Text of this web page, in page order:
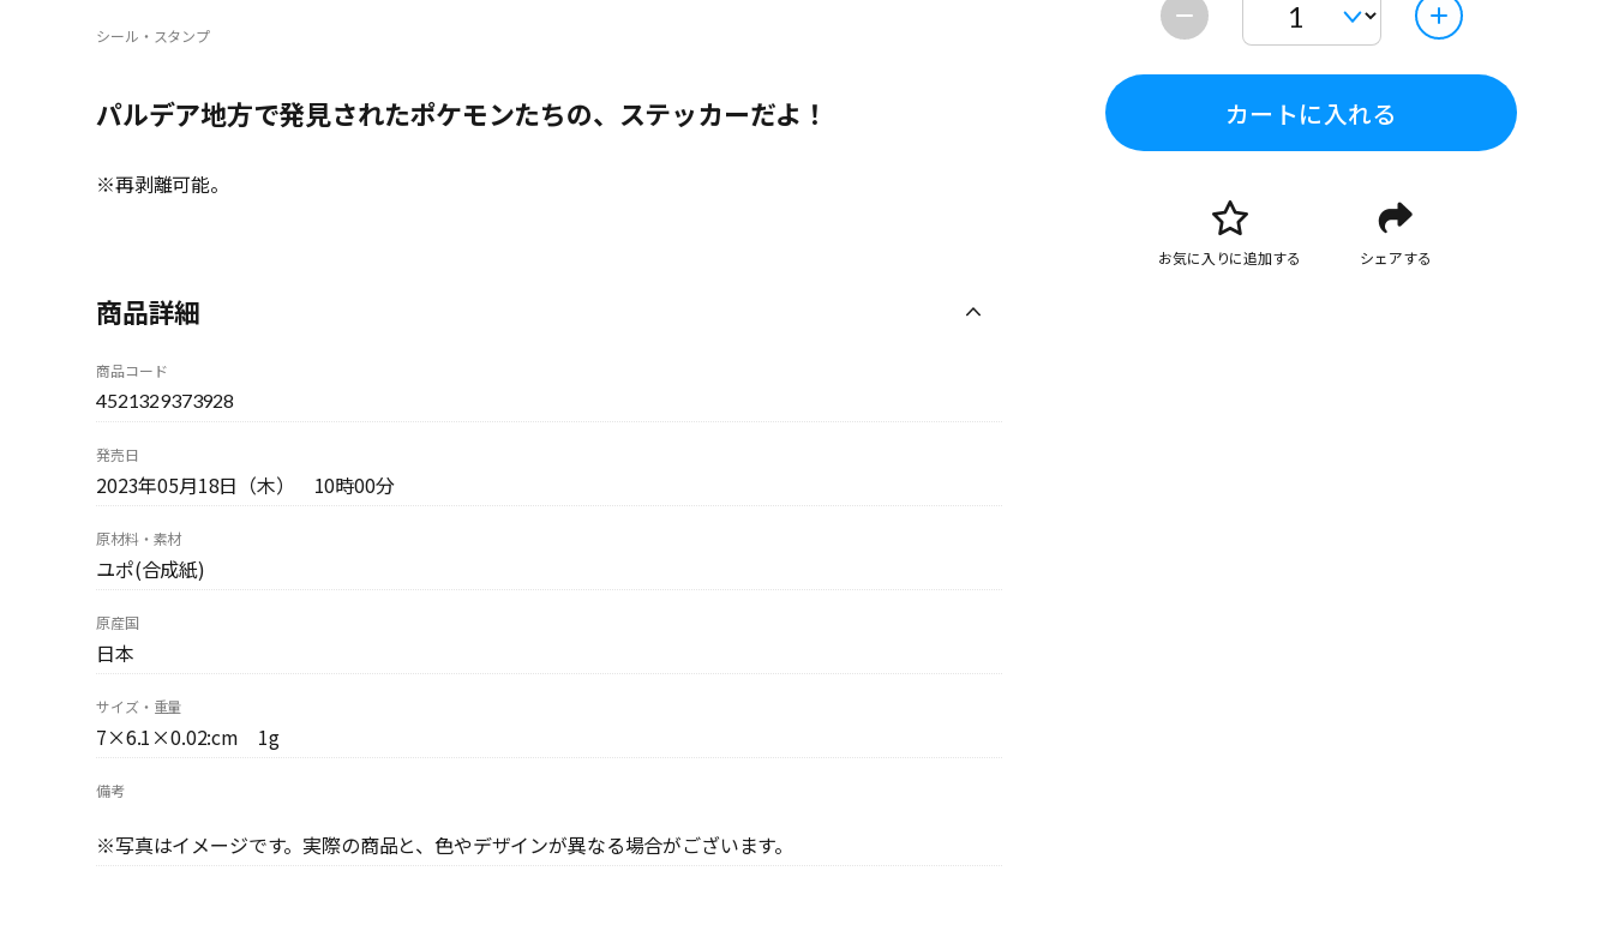
シール・スタンプ
カートに入れる
お気に入りに追加する シェアする
パルデア地方で発見されたポケモンたちの、ステッカーだよ！
※再剥離可能。
商品詳細
商品コード
4521329373928
発売日
2023年05月18日（木） 10時00分
原材料・素材
ユポ(合成紙)
原産国
日本
サイズ・重量
7×6.1×0.02:cm 1g
備考
※写真はイメージです。実際の商品と、色やデザインが異なる場合がございます。